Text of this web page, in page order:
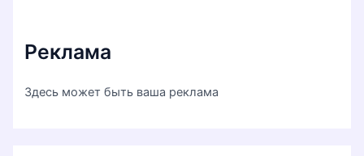
Реклама
Здесь может быть ваша реклама